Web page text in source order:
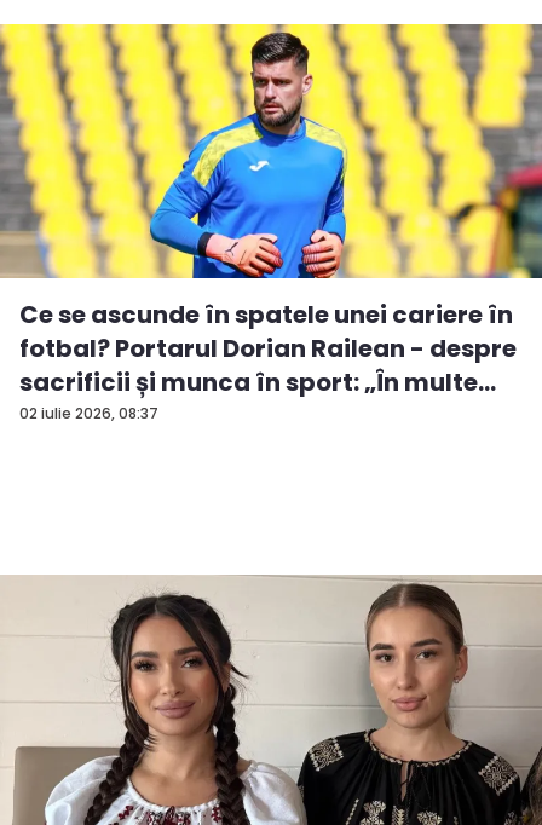
02 iulie 2026, 08:37
Ce se ascunde în spatele unei cariere în
fotbal? Portarul Dorian Railean - despre
sacrificii și munca în sport: „În multe...